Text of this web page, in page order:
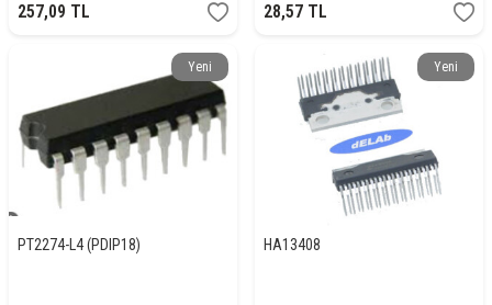
257,09 TL 28,57 TL
Yeni
PT2274-L4 (PDIP18)
Yeni
HA13408